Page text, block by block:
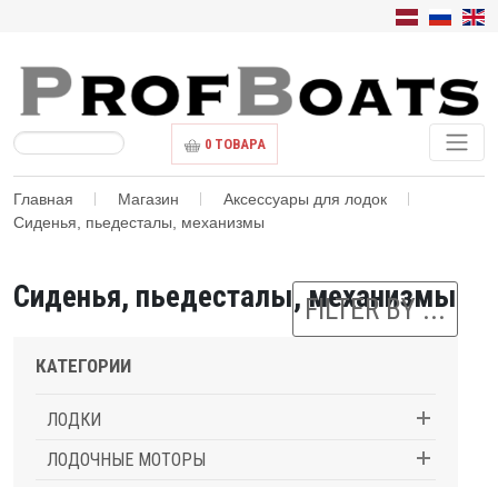
0 ТОВАРА
Главная Магазин
Аксессуары для лодок
Сиденья, пьедесталы, механизмы
Сиденья, пьедесталы, механизмы
FILTER BY ...
КАТЕГОРИИ
ЛОДКИ
ЛОДОЧНЫЕ МОТОРЫ